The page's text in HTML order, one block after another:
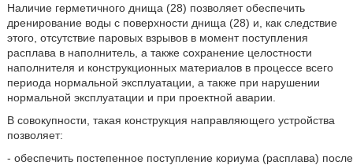
Наличие герметичного днища (28) позволяет обеспечить
дренирование воды с поверхности днища (28) и, как следствие
этого, отсутствие паровых взрывов в момент поступления
расплава в наполнитель, а также сохранение целостности
наполнителя и конструкционных материалов в процессе всего
периода нормальной эксплуатации, а также при нарушении
нормальной эксплуатации и при проектной аварии.
В совокупности, такая конструкция направляющего устройства
позволяет:
- обеспечить постепенное поступление кориума (расплава) после